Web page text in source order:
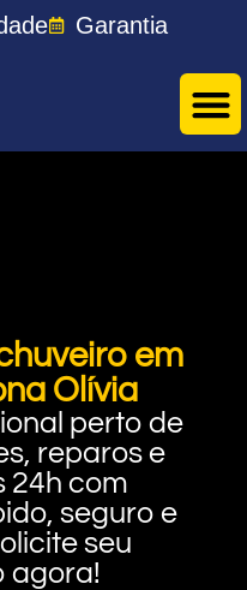
Garantia
em
Olívia
perto de
reparos e
24h com
seguro e
seu
agora!